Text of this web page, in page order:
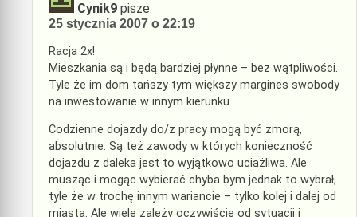
Cynik9 pisze:
25 stycznia 2007 o 22:19
Racja 2x!
Mieszkania są i będą bardziej płynne – bez wątpliwości.
Tyle że im dom tańszy tym większy margines swobody
na inwestowanie w innym kierunku…
Codzienne dojazdy do/z pracy mogą być zmorą,
absolutnie. Są też zawody w których konieczność
dojazdu z daleka jest to wyjątkowo uciażliwa. Ale
musząc i mogąc wybierać chyba bym jednak to wybrał,
tyle że w trochę innym wariancie – tylko kolej i dalej od
miasta. Ale wiele zależy oczywiście od sytuacji i